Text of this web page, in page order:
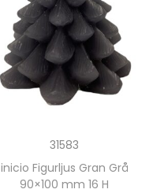
31583
inicio Figurljus Gran Grå
90×100 mm 16 H